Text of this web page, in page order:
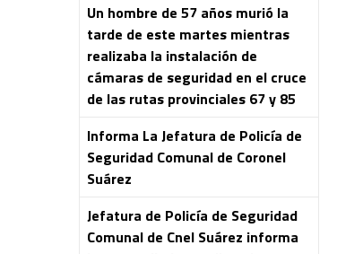
Un hombre de 57 años murió la
tarde de este martes mientras
realizaba la instalación de
cámaras de seguridad en el cruce
de las rutas provinciales 67 y 85
Informa La Jefatura de Policía de
Seguridad Comunal de Coronel
Suárez
Jefatura de Policía de Seguridad
Comunal de Cnel Suárez informa